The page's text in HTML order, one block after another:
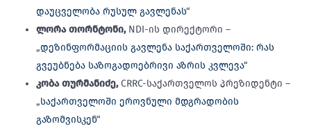
დაუცველობა რუსულ გავლენას“
ლორა თორნტონი,NDI-ის დირექტორი –
„დეზინფორმაციის გავლენა საქართველოში: რას
გვეუბნება საზოგადოებრივი აზრის კვლევა“
კობა თურმანიძე,CRRC-საქართველოს პრეზიდენტი –
„საქართველოში ეროვნული მდგრადობის
გაზომვისკენ“